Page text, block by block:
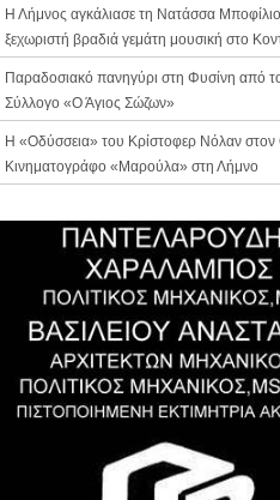
Η Λήμνος αγκάλιασε τη Νατάσσα
ξεχωριστή βραδιά γεμάτη μουσική στο
Παραδοσιακό πανηγύρι στη Φυσίνη από
Σύλλογο «Ο Άγιος Σώζων»
Η «Οδύσσεια» του Κρίστοφερ Νόλαν στον
Κινηματογράφο «Μαρούλα» στη Λήμνο